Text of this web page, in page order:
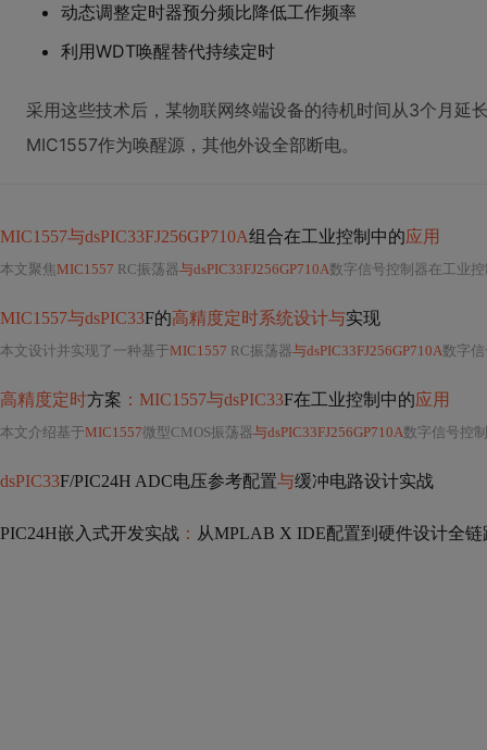
动态调整定时器预分频比降低工作频率
利用WDT唤醒替代持续定时
采用这些技术后，某物联网终端设备的待机时间从3个月延
MIC1557作为唤醒源，其他外设全部断电。
MIC1557与dsPIC33FJ256GP710A组合在工业控制中的应用
本文聚焦MIC1557 RC振荡器与dsPIC33FJ256GP710A数字信号控制器在工业
MIC1557与dsPIC33F的高精度定时系统设计与实现
本文设计并实现了一种基于MIC1557 RC振荡器与dsPIC33FJ256GP710A数字
高精度定时方案 ：MIC1557与dsPIC33F在工业控制中的应用
本文介绍基于MIC1557微型CMOS振荡器与dsPIC33FJ256GP710A数字信号控
dsPIC33F/PIC24H ADC电压参考配置与缓冲电路设计实战
PIC24H嵌入式开发实战 ： 从MPLAB X IDE配置到硬件设计全链